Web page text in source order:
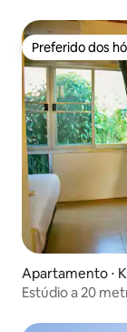
Preferido dos
Preferido dos
Apartamento ⋅
Estúdio a 20